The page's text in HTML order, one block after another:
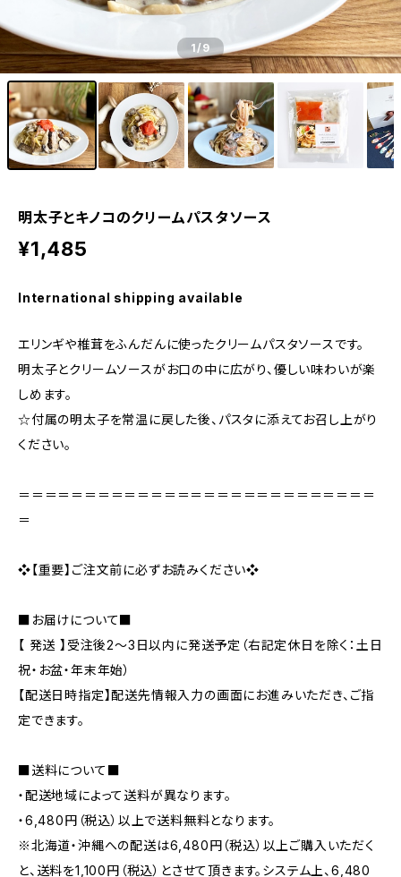
1/9
明太子とキノコのクリームパスタソース
¥1,485
International shipping available
エリンギや椎茸をふんだんに使ったクリームパスタソースです。
明太子とクリームソースがお口の中に広がり、優しい味わいが楽
しめます。
☆付属の明太子を常温に戻した後、パスタに添えてお召し上がり
ください。
＝＝＝＝＝＝＝＝＝＝＝＝＝＝＝＝＝＝＝＝＝＝＝＝＝＝＝
＝
❖【重要】ご注文前に必ずお読みください❖
■お届けについて■
【 発送 】受注後2～3日以内に発送予定（右記定休日を除く：土日
祝・お盆・年末年始）
【配送日時指定】配送先情報入力の画面にお進みいただき、ご指
定できます。
■送料について■
・配送地域によって送料が異なります。
・6,480円（税込）以上で送料無料となります。
※北海道・沖縄への配送は6,480円（税込）以上ご購入いただく
と、送料を1,100円（税込）とさせて頂きます。システム上、6,480